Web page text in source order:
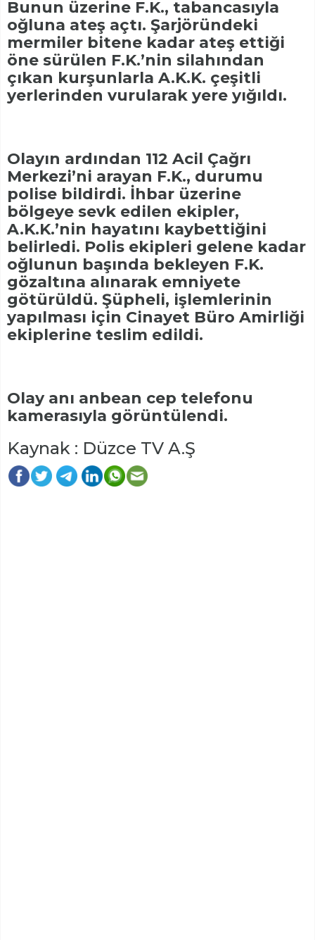
Bunun üzerine F.K., tabancasıyla
oğluna ateş açtı. Şarjöründeki
mermiler bitene kadar ateş ettiği
öne sürülen F.K.’nin silahından
çıkan kurşunlarla A.K.K. çeşitli
yerlerinden vurularak yere yığıldı.
Olayın ardından 112 Acil Çağrı
Merkezi’ni arayan F.K., durumu
polise bildirdi. İhbar üzerine
bölgeye sevk edilen ekipler,
A.K.K.’nin hayatını kaybettiğini
belirledi. Polis ekipleri gelene kadar
oğlunun başında bekleyen F.K.
gözaltına alınarak emniyete
götürüldü. Şüpheli, işlemlerinin
yapılması için Cinayet Büro Amirliği
ekiplerine teslim edildi.
Olay anı anbean cep telefonu
kamerasıyla görüntülendi.
Kaynak : Düzce TV A.Ş